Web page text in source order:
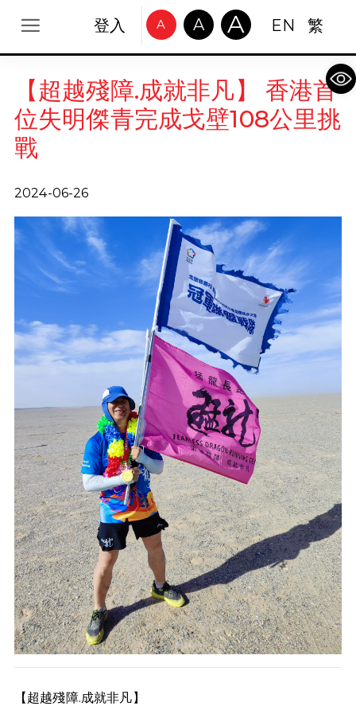
登入 A A A EN 繁
【超越殘障.成就非凡】 香港首
位失明傑青完成戈壁108公里挑
戰
2024-06-26
【超越殘障.成就非凡】